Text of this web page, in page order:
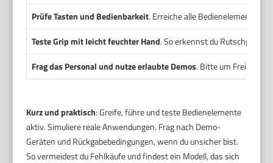
Prüfe Tasten und Bedienbarkeit. Erreiche alle Bedienelemente
Teste Grip mit leicht feuchter Hand. So erkennst du Rutschgefahr
Frag das Personal und nutze erlaubte Demos. Bitte um Freigabe
Kurz und praktisch: Greife, führe und teste Bedienelemente
aktiv. Simuliere reale Anwendungen. Frag nach Demo-
Geräten und Rückgabebedingungen, wenn du unsicher bist.
So vermeidest du Fehlkäufe und findest ein Modell, das sich